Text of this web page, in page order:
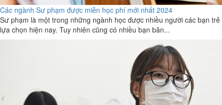
Các ngành Sư phạm được miễn học phí mới nhất 2024
Sư phạm là một trong những ngành học được nhiều người các bạn trẻ
lựa chọn hiện nay. Tuy nhiên cũng có nhiều bạn băn...